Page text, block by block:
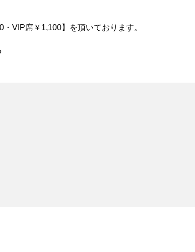
VIP席￥1,100】を頂いております。